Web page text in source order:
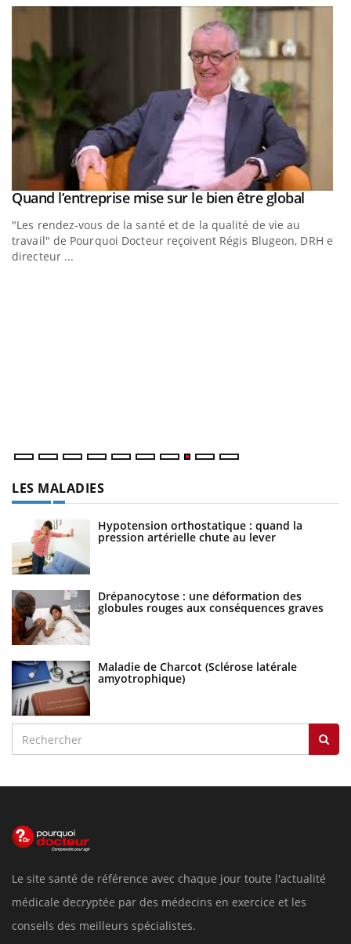
Youtube
Quand l’entreprise mise sur le bien être global
"Les rendez-vous de la santé et de la qualité de vie au
travail" de Pourquoi Docteur reçoivent Régis Blugeon, DRH et
directeur ...
LES MALADIES
Hypotension orthostatique : quand la
pression artérielle chute au lever
Drépanocytose : une déformation des
globules rouges aux conséquences graves
Maladie de Charcot (Sclérose latérale
amyotrophique)
Le site santé de référence avec chaque jour toute l'actualité
médicale decryptée par des médecins en exercice et les
conseils des meilleurs spécialistes.